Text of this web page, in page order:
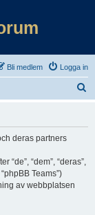
Logga in
Bli medlem
deras partners
“de”, “dem”, “deras”,
Teams”)
av webbplatsen